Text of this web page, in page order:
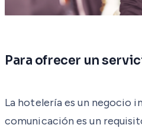
Para ofrecer un
La hotelería es un negocio
comunicación es un